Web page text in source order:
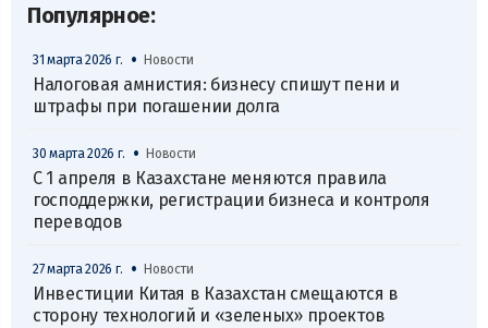
Популярное:
31 марта 2026 г. • Новости
Налоговая амнистия: бизнесу спишут пени и
штрафы при погашении долга
30 марта 2026 г. • Новости
С 1 апреля в Казахстане меняются правила
господдержки, регистрации бизнеса и контроля
переводов
27 марта 2026 г. • Новости
Инвестиции Китая в Казахстан смещаются в
сторону технологий и «зеленых» проектов